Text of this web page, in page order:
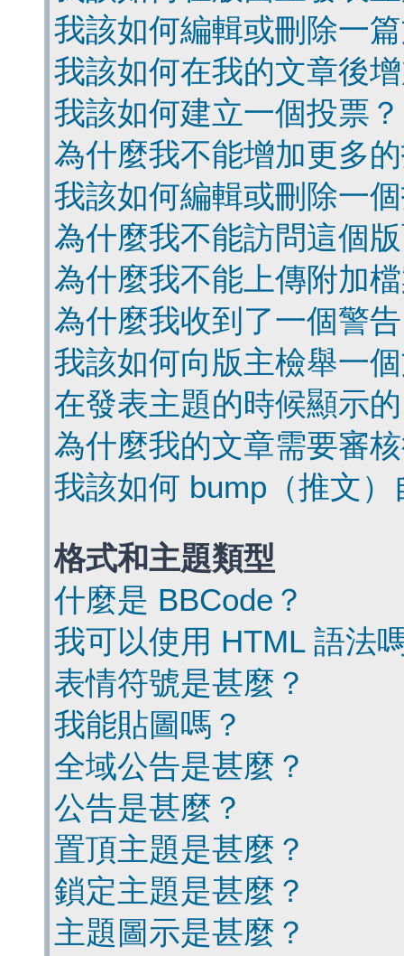
我該如何編輯或刪除一
我該如何在我的文章後
我該如何建立一個投票？
為什麼我不能增加更多
我該如何編輯或刪除一
為什麼我不能訪問這個
為什麼我不能上傳附加
為什麼我收到了一個警
我該如何向版主檢舉一
在發表主題的時候顯示
為什麼我的文章需要審
我該如何 bump（推文
格式和主題類型
什麼是 BBCode？
我可以使用 HTML 語法
表情符號是甚麼？
我能貼圖嗎？
全域公告是甚麼？
公告是甚麼？
置頂主題是甚麼？
鎖定主題是甚麼？
主題圖示是甚麼？